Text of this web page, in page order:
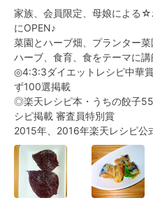
家族、会員限定、母娘による
にOPEN♪
菜園とハーブ畑、プランター
ハーブ、食育、食をテーマに
◎4:3:3ダイエットレシピ中華
ず100選掲載
◎楽天レシピ本・うちの餃子
シピ掲載 審査員特別賞
2015年、2016年楽天レシピ公